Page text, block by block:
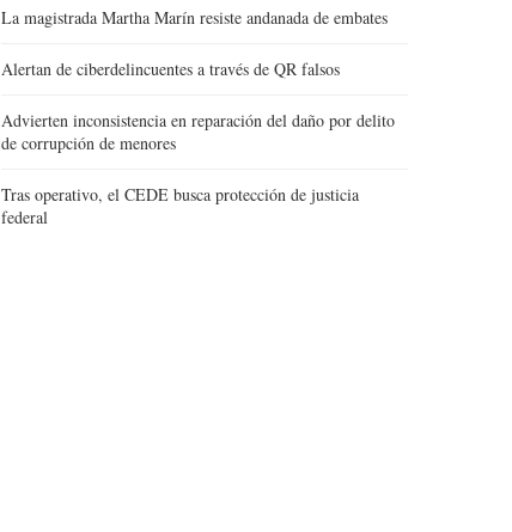
La magistrada Martha Marín resiste andanada de embates
Alertan de ciberdelincuentes a través de QR falsos
Advierten inconsistencia en reparación del daño por delito
de corrupción de menores
Tras operativo, el CEDE busca protección de justicia
federal